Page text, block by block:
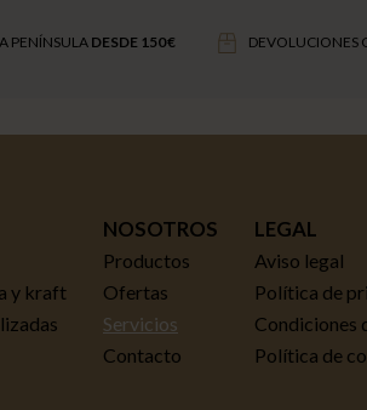
PENÍNSULADESDE 150 € DEVOLUCIONES
y kraft
NOSOTROS
Productos
Ofertas
Servicios
Contacto
LEGAL
Aviso legal
Política de
Condiciones
Política de